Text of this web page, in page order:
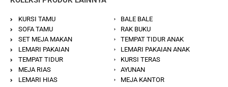
KURSI TAMU
SOFA TAMU
SET MEJA MAKAN
LEMARI PAKAIAN
TEMPAT TIDUR
MEJA RIAS
LEMARI HIAS
BALE BALE
RAK BUKU
TEMPAT TIDUR ANAK
LEMARI PAKAIAN ANAK
KURSI TERAS
AYUNAN
MEJA KANTOR